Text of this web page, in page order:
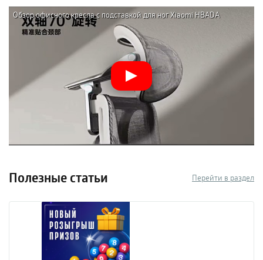
Обзор офисного кресла с подставкой для ног Xiaomi HBADA
Ergonomic Computer Chair E3 AIR
Полезные статьи Перейти в раздел